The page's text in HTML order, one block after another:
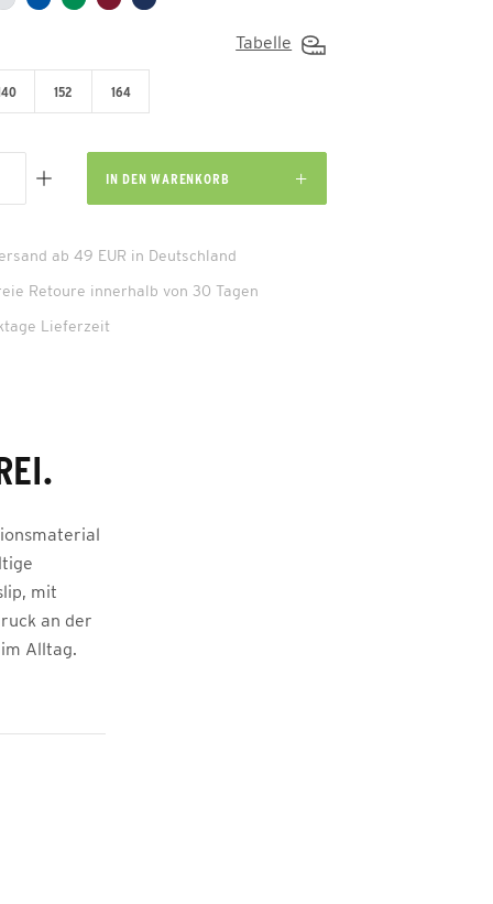
Tabelle
152 164
IN DEN WARENKORB
ab 49 EUR in Deutschland
Retoure innerhalb von 30 Tagen
Lieferzeit
mit
an der
Alltag.